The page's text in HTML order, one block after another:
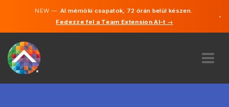
NEW —AI mérnöki csapatok, 72 órán belül készen.
Fedezze fel a Team Extension AI-t →
×